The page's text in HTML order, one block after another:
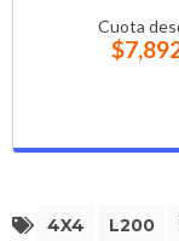
Cuota
4X4 L200